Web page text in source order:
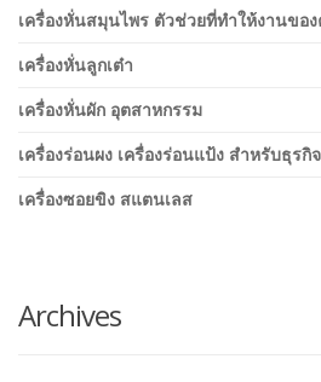
เครื่องหั่นสมุนไพร ตัวช่วยที่ทำให้งานข
เครื่องหั่นลูกเต๋า
เครื่องหั่นผัก อุตสาหกรรม
เครื่องร่อนผง เครื่องร่อนแป้ง สำหรับธุร
เครื่องซอยขิง สแตนเลส
Archives